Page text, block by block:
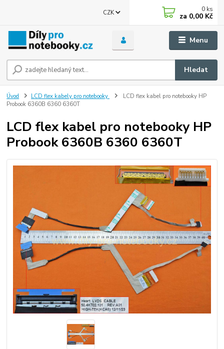
Menu
CZK
Hledat
0 ks
za 0,00 Kč
Úvod LCD flex kabely pro notebooky
LCD flex kabel pro notebooky HP
Probook 6360B 6360 6360T
LCD flex kabel pro notebooky HP
Probook 6360B 6360 6360T